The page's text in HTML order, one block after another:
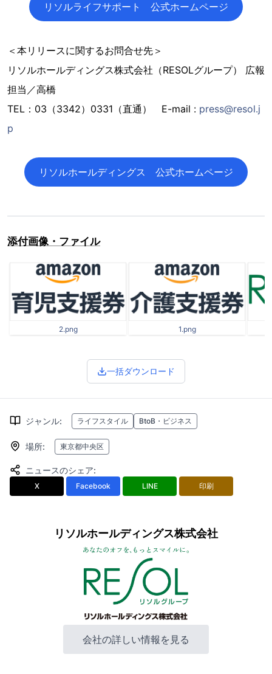
リソルライフサポート 公式ホームページ
＜本リリースに関するお問合せ先＞
リソルホールディングス株式会社（RESOLグループ） 広報
担当／高橋
TEL：03（3342）0331（直通） E-mail : press@resol.j
p
リソルホールディングス 公式ホームページ
添付画像・ファイル
2.png 1.png
一括ダウンロード
ジャンル: ライフスタイル BtoB・ビジネス
場所: 東京都中央区
ニュースのシェア:
X Facebook LINE 印刷
リソルホールディングス株式会社
会社の詳しい情報を見る